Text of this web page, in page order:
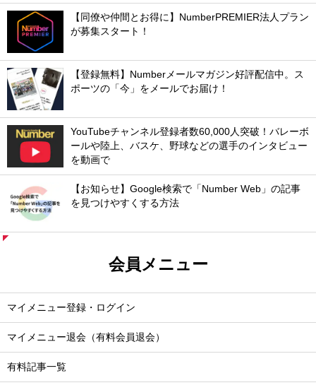
【同僚や仲間とお得に】NumberPREMIER法人プラン
が募集スタート！
【登録無料】Numberメールマガジン好評配信中。ス
ポーツの「今」をメールでお届け！
YouTubeチャンネル登録者数60,000人突破！バレーボ
ールや陸上、バスケ、野球などの選手のインタビュー
を動画で
【お知らせ】Google検索で「Number Web」の記事
を見つけやすくする方法
会員メニュー
マイメニュー登録・ログイン
マイメニュー退会（有料会員退会）
有料記事一覧